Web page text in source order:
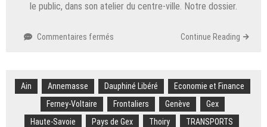
le public, dans son atelier du centre-ville. Notre dossier.
Commentaires fermés
métiers
d’art
:
à
Continue Reading
Ain Annemasse Dauphiné Libéré
Economie et Finance
Ferney-Voltaire
Frontaliers Genève
Gex
Haute-Savoie
Pays de Gex Thoiry TRANSPORTS